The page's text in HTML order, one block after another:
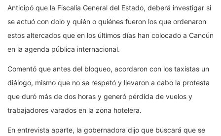
Anticipó que la Fiscalía General del Estado, deberá investigar si
se actuó con dolo y quién o quiénes fueron los que ordenaron
estos altercados que en los últimos días han colocado a Cancún
en la agenda pública internacional.
Comentó que antes del bloqueo, acordaron con los taxistas un
diálogo, mismo que no se respetó y llevaron a cabo la protesta
que duró más de dos horas y generó pérdida de vuelos y
trabajadores varados en la zona hotelera.
En entrevista aparte, la gobernadora dijo que buscará que se